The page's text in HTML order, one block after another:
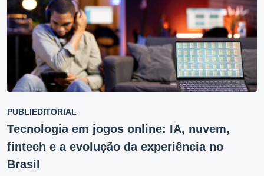
PUBLIEDITORIAL
Tecnologia em jogos online: IA, nuvem,
fintech e a evolução da experiência no
Brasil